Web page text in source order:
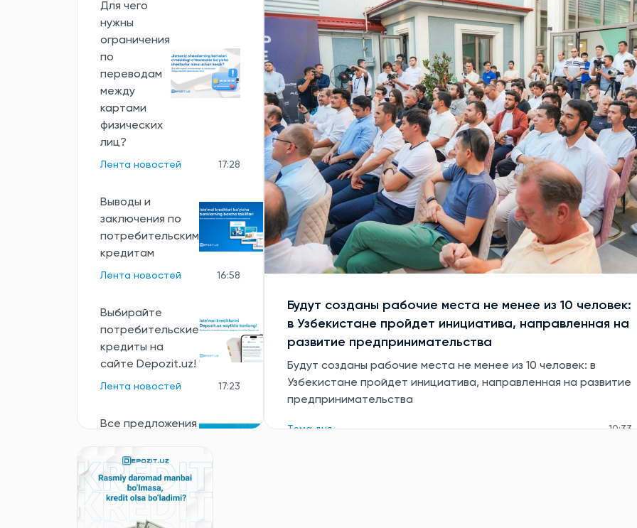
Для чего
нужны
ограничения
по
переводам
между
картами
физических
лиц?
Лента новостей 17:28
Выводы и
заключения по
потребительским
кредитам
Лента новостей 16:58
Выбирайте
потребительские
кредиты на
сайте Depozit.uz!
Лента новостей 17:23
Все предложения
потребительским
кредитам
Лента новостей
Будут созданы рабочие места не менее из 10 человек:
в Узбекистане пройдет инициатива, направленная на
развитие предпринимательства
Будут созданы рабочие места не менее из 10 человек: в
Узбекистане пройдет инициатива, направленная на развитие
предпринимательства
Тема дня 10:33